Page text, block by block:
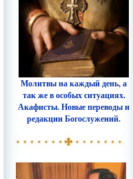
Молитвы на каждый день, а
так же в особых ситуациях.
Акафисты. Новые переводы и
редакции Богослужений.